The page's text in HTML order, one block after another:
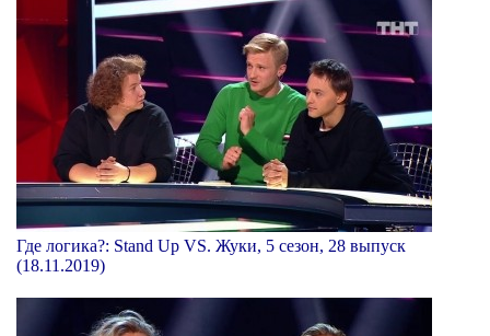
Где логика?: Stand Up VS. Жуки, 5 сезон, 28 выпуск
(18.11.2019)